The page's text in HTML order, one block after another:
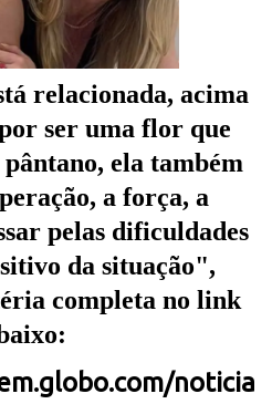
relacionada, acima
ser uma flor que
ela também
a força, a
pelas dificuldades
da situação",
completa no link
noticia